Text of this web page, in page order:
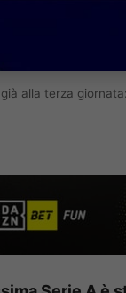
alla terza